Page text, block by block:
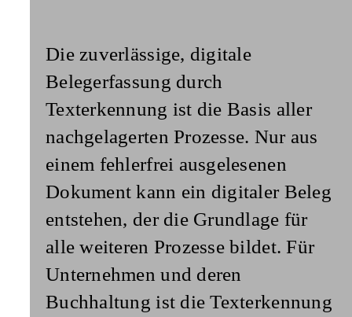
Die zuverlässige, digitale
Belegerfassung durch
Texterkennung ist die Basis aller
nachgelagertenProzesse. Nur aus
einem fehlerfrei ausgelesenen
Dokument kann ein digitaler Beleg
entstehen, der die Grundlage für
alle weiteren Prozesse bildet. Für
Unternehmen und deren
Buchhaltung ist die Texterkennung